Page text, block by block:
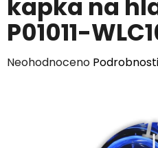
kapka na
P01011-
Průměrné
Neohodnoceno